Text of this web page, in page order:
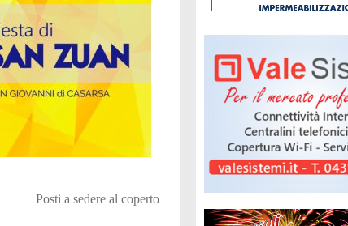
Posti a sedere al coperto